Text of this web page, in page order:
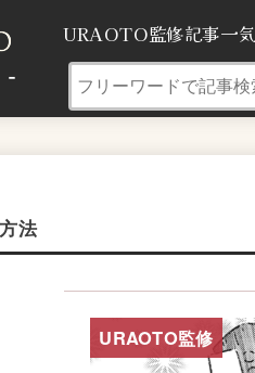
URAOTO監修記事一
法